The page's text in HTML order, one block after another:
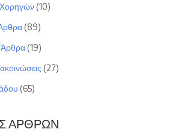
(10)
(89)
Άρθρα (19)
(27)
(65)
ΆΡΘΡΩΝ